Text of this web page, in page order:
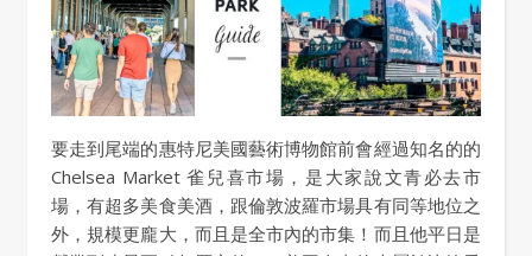
要走到尾端的惠特尼美國藝術博物館前會經過知名的的
Chelsea Market 雀兒喜市場，是大家說文青必去市
場，有超多美食美酒，跟倫敦波羅市場具有同等地位之
外，規模更龐大，而且是全市內的市集！而且他平日是